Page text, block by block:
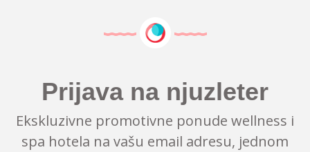
Prijava na njuzleter
Ekskluzivne promotivne ponude wellness i
spa hotela na vašu email adresu, jednom